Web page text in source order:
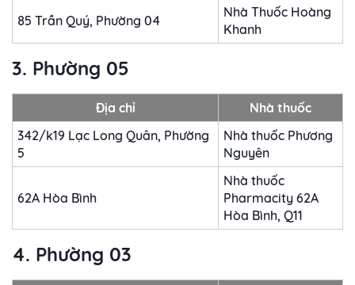
85 Trần Quý, Phường 04
Nhà Thuốc Hoàng
Khanh
3. Phường 05
Địa chỉ
Nhà thuốc
342/k19 Lạc Long Quân, Phường
5
Nhà thuốc Phương
Nguyên
62A Hòa Bình
Nhà thuốc
Pharmacity 62A
Hòa Bình, Q11
4. Phường 03